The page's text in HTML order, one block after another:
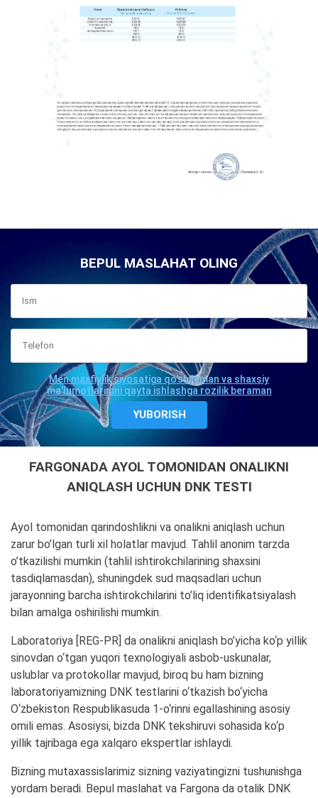
BEPUL MASLAHAT OLING
Men maxfiylik siyosatiga qo'shilaman va shaxsiy
ma'lumotlarimni qayta ishlashga rozilik beraman
FARGONADA AYOL TOMONIDAN ONALIKNI
ANIQLASH UCHUN DNK TESTI
Ayol tomonidan qarindoshlikni va onalikni aniqlash uchun
zarur bo’lgan turli xil holatlar mavjud. Tahlil anonim tarzda
o’tkazilishi mumkin (tahlil ishtirokchilarining shaxsini
tasdiqlamasdan), shuningdek sud maqsadlari uchun
jarayonning barcha ishtirokchilarini to’liq identifikatsiyalash
bilan amalga oshirilishi mumkin.
Laboratoriya [REG-PR] da onalikni aniqlash bo’yicha ko‘p yillik
sinovdan o‘tgan yuqori texnologiyali asbob-uskunalar,
uslublar va protokollar mavjud, biroq bu ham bizning
laboratoriyamizning DNK testlarini o‘tkazish bo‘yicha
O‘zbekiston Respublikasuda 1-o‘rinni egallashining asosiy
omili emas. Asosiysi, bizda DNK tekshiruvi sohasida ko‘p
yillik tajribaga ega xalqaro ekspertlar ishlaydi.
Bizning mutaxassislarimiz sizning vaziyatingizni tushunishga
yordam beradi. Bepul maslahat va Fargona da otalik DNK